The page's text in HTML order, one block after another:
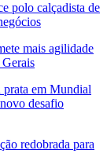
polo calçadista de
mais agilidade
Gerais
prata em Mundial
desafio
redobrada para